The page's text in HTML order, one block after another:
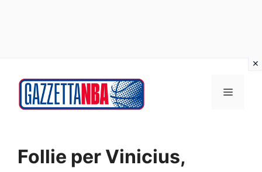
contenuto
MENU
Follie per Vinicius,